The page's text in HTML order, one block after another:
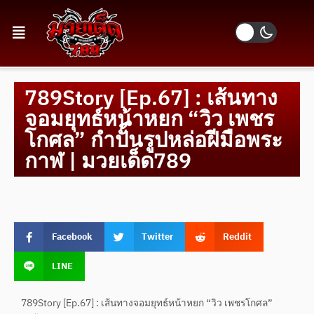
789Story [Ep.67] : เส้นทาง
จอมยุทธ์หน้าหยก “วิว เพชร
โกศล” กำปั้นรูปหล่อฝีมือพระ
กาฬ | มวยเด็ด789
Facebook Twitter
Reddit
LINE
789Story [Ep.67] : เส้นทางจอมยุทธ์หน้าหยก “วิว เพชรโกศล”